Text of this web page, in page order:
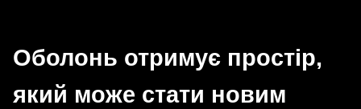
Оболонь отримує простір,
який може стати новим